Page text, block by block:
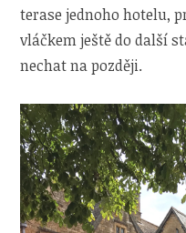
terase jednoho hotelu,
vláčkem ještě do další
nechat na později.